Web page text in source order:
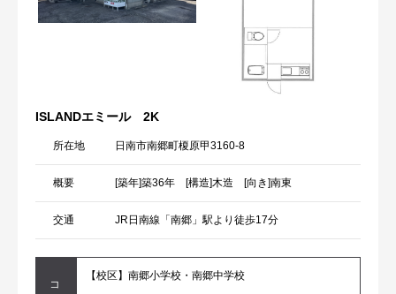
ISLANDエミール 2K
所在地 日南市南郷町榎原甲3160-8
概要 [築年]築36年 [構造]木造 [向き]南東
交通 JR日南線「南郷」駅より徒歩17分
コ
【校区】南郷小学校・南郷中学校